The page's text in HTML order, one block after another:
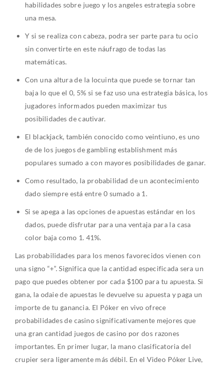
habilidades sobre juego y los angeles estrategia sobre
una mesa.
Y si se realiza con cabeza, podra ser parte para tu ocio
sin convertirte en este náufrago de todas las
matemáticas.
Con una altura de la locuinta que puede se tornar tan
baja lo que el 0, 5% si se faz uso una estrategia básica, los
jugadores informados pueden maximizar tus
posibilidades de cautivar.
El blackjack, también conocido como veintiuno, es uno
de de los juegos de gambling establishment más
populares sumado a con mayores posibilidades de ganar.
Como resultado, la probabilidad de un acontecimiento
dado siempre está entre 0 sumado a 1.
Si se apega a las opciones de apuestas estándar en los
dados, puede disfrutar para una ventaja para la casa
color baja como 1. 41%.
Las probabilidades para los menos favorecidos vienen con
una signo “+”. Significa que la cantidad especificada sera un
pago que puedes obtener por cada $100 para tu apuesta. Si
gana, la odaie de apuestas le devuelve su apuesta y paga un
importe de tu ganancia. El Póker en vivo ofrece
probabilidades de casino significativamente mejores que
una gran cantidad juegos de casino por dos razones
importantes. En primer lugar, la mano clasificatoria del
crupier sera ligeramente más débil. En el Video Póker Live,